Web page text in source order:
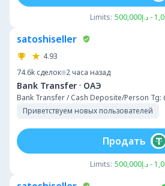
Limits:
satoshiseller
4.93
74.6k сделок 2 часа назад
Bank Transfer · ОАЭ
Bank Transfer / Cash Deposite/Person
Приветствуем новых пользователей
Limits:
Продать